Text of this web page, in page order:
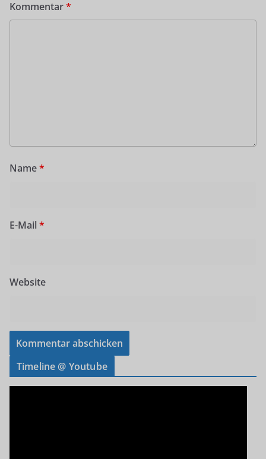
Kommentar*
Name*
E-Mail *
Website
Timeline @ Youtube